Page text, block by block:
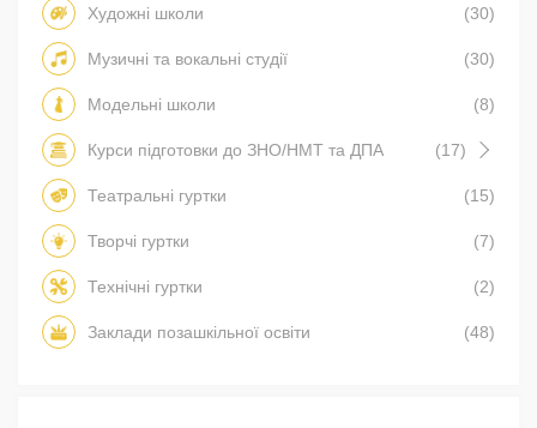
Художні школи (30)
Музичні та вокальні студії (30)
Модельні школи (8)
Курси підготовки до ЗНО/НМТ та ДПА (17)
Театральні гуртки (15)
Творчі гуртки (7)
Технічні гуртки (2)
Заклади позашкільної освіти (48)